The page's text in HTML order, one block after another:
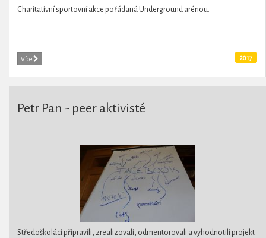
Charitativní sportovní akce pořádaná Underground arénou.
Více 2017
Petr Pan - peer aktivisté
Středoškoláci připravili, zrealizovali, odmentorovali a vyhodnotili projekt